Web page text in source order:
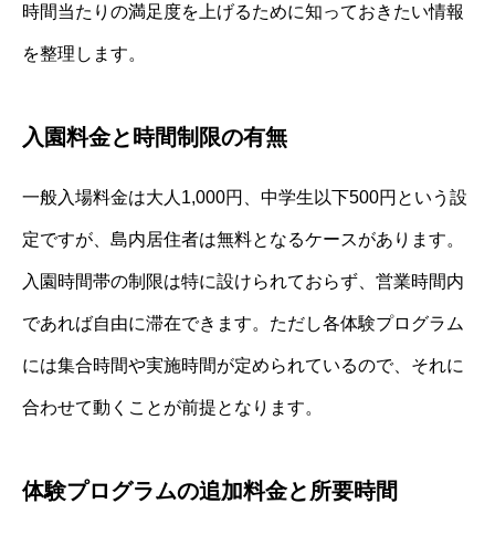
時間当たりの満足度を上げるために知っておきたい情報
を整理します。
入園料金と時間制限の有無
一般入場料金は大人1,000円、中学生以下500円という設
定ですが、島内居住者は無料となるケースがあります。
入園時間帯の制限は特に設けられておらず、営業時間内
であれば自由に滞在できます。ただし各体験プログラム
には集合時間や実施時間が定められているので、それに
合わせて動くことが前提となります。
体験プログラムの追加料金と所要時間